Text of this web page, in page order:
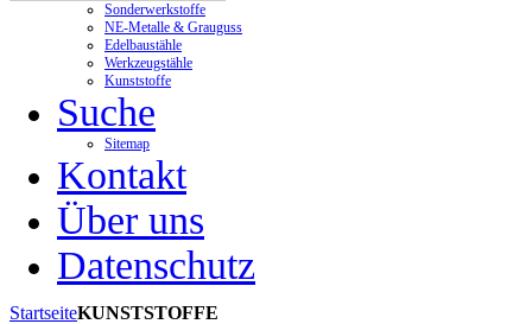
Sonderwerkstoffe
NE-Metalle & Grauguss
Edelbaustähle
Werkzeugstähle
Kunststoffe
Suche
Sitemap
Kontakt
Über uns
Datenschutz
StartseiteKUNSTSTOFFE